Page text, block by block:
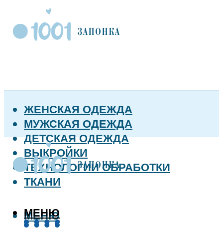
ЖЕНСКАЯ ОДЕЖДА
МУЖСКАЯ ОДЕЖДА
ДЕТСКАЯ ОДЕЖДА
ВЫКРОЙКИ
ТЕХНОЛОГИИ ОБРАБОТКИ
ТКАНИ
МЕНЮ
МЕНЮ